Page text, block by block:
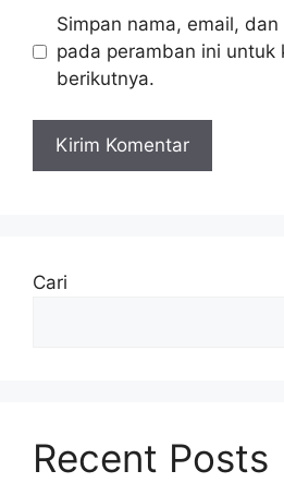
Simpan nama, email,
pada peramban ini untuk
berikutnya.
Cari
Recent Posts